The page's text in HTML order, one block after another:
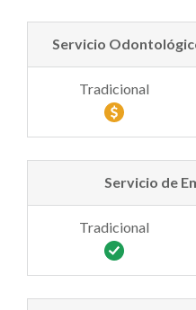
Servicio
Servicio de